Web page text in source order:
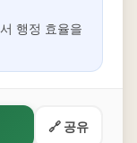
행정 효율을
🔗 공유